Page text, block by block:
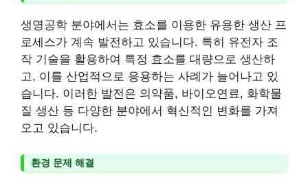
생명공학 분야에서는 효소를 이용한 유용한 생산 프
로세스가 계속 발전하고 있습니다. 특히 유전자 조
작 기술을 활용하여 특정 효소를 대량으로 생산하
고, 이를 산업적으로 응용하는 사례가 늘어나고 있
습니다. 이러한 발전은 의약품, 바이오연료, 화학물
질 생산 등 다양한 분야에서 혁신적인 변화를 가져
오고 있습니다.
환경 문제 해결